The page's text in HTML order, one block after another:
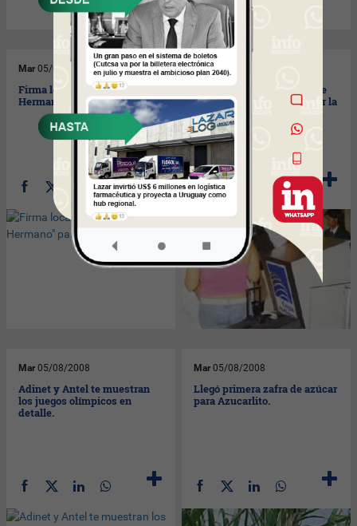
Mar 05/08/2008
Firma local lanzó un "Gran
Hermano" para vehículos.
Mar05/08/2008
Si viajás por Copa comprate
una balanza antes de hacer la
valija.
Mar 05/08/2008
Adinet y Antel te muestran
los juegos olímpicos en
detalle.
Mar 05/08/2008
Llegó primera zafra de azúcar
para Azucarlito.